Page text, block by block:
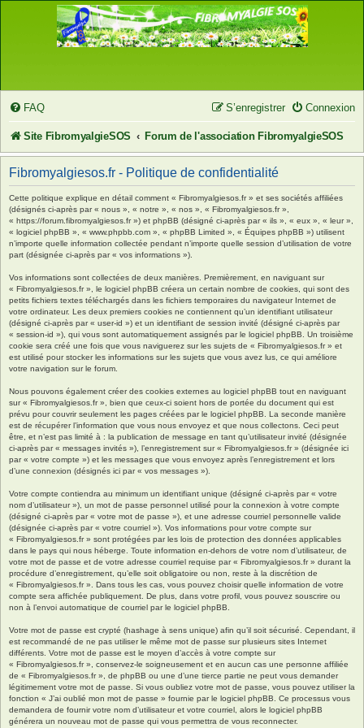
FAQ Connexion
S’enregistrer
Site FibromyalgieSOS Forum de l'association FibromyalgieSOS
Fibromyalgiesos.fr - Politique de confidentialité
Cette politique explique en détail comment « Fibromyalgiesos.fr » et ses sociétés affiliées
(désignés ci-après par « nous », « notre », « nos », « Fibromyalgiesos.fr »,
« https://forum.fibromyalgiesos.fr ») et phpBB (désigné ci-après par « ils », « eux », « leur »,
« logiciel phpBB », « www.phpbb.com », « phpBB Limited », « Équipes phpBB ») utilisent
n’importe quelle information collectée pendant n’importe quelle session d’utilisation de votre
part (désignée ci-après par « vos informations »).
Vos informations sont collectées de deux manières. Premièrement, en naviguant sur
« Fibromyalgiesos.fr », le logiciel phpBB créera un certain nombre de cookies, qui sont des
petits fichiers textes téléchargés dans les fichiers temporaires du navigateur Internet de
votre ordinateur. Les deux premiers cookies ne contiennent qu’un identifiant utilisateur
(désigné ci-après par « user-id ») et un identifiant de session invité (désigné ci-après par
« session-id »), qui vous sont automatiquement assignés par le logiciel phpBB. Un troisième
cookie sera créé une fois que vous naviguerez sur les sujets de « Fibromyalgiesos.fr » et
est utilisé pour stocker les informations sur les sujets que vous avez lus, ce qui améliore
votre navigation sur le forum.
Nous pouvons également créer des cookies externes au logiciel phpBB tout en naviguant
sur « Fibromyalgiesos.fr », bien que ceux-ci soient hors de portée du document qui est
prévu pour couvrir seulement les pages créées par le logiciel phpBB. La seconde manière
est de récupérer l’information que vous nous envoyez et que nous collectons. Ceci peut
être, et n’est pas limité à : la publication de message en tant qu’utilisateur invité (désignée
ci-après par « messages invités »), l’enregistrement sur « Fibromyalgiesos.fr » (désignée ici
par « votre compte ») et les messages que vous envoyez après l’enregistrement et lors
d’une connexion (désignés ici par « vos messages »).
Votre compte contiendra au minimum un identifiant unique (désigné ci-après par « votre
nom d’utilisateur »), un mot de passe personnel utilisé pour la connexion à votre compte
(désigné ci-après par « votre mot de passe »), et une adresse courriel personnelle valide
(désignée ci-après par « votre courriel »). Vos informations pour votre compte sur
« Fibromyalgiesos.fr » sont protégées par les lois de protection des données applicables
dans le pays qui nous héberge. Toute information en-dehors de votre nom d’utilisateur, de
votre mot de passe et de votre adresse courriel requise par « Fibromyalgiesos.fr » durant la
procédure d’enregistrement, qu’elle soit obligatoire ou non, reste à la discrétion de
« Fibromyalgiesos.fr ». Dans tous les cas, vous pouvez choisir quelle information de votre
compte sera affichée publiquement. De plus, dans votre profil, vous pouvez souscrire ou
non à l’envoi automatique de courriel par le logiciel phpBB.
Votre mot de passe est crypté (hashage à sens unique) afin qu’il soit sécurisé. Cependant, il
est recommandé de ne pas utiliser le même mot de passe sur plusieurs sites Internet
différents. Votre mot de passe est le moyen d’accès à votre compte sur
« Fibromyalgiesos.fr », conservez-le soigneusement et en aucun cas une personne affiliée
de « Fibromyalgiesos.fr », de phpBB ou une d’une tierce partie ne peut vous demander
légitimement votre mot de passe. Si vous oubliez votre mot de passe, vous pouvez utiliser la
fonction « J’ai oublié mon mot de passe » fournie par le logiciel phpBB. Ce processus vous
demandera de fournir votre nom d’utilisateur et votre courriel, alors le logiciel phpBB
générera un nouveau mot de passe qui vous permettra de vous reconnecter.